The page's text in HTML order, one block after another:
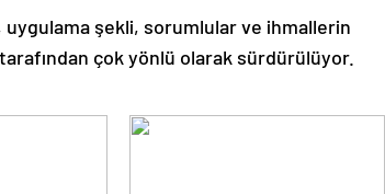
şekli, sorumlular ve ihmallerin
çok yönlü olarak sürdürülüyor.